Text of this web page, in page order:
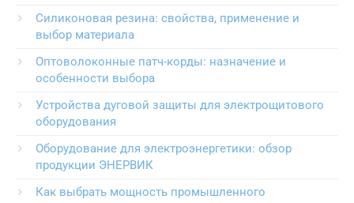
Силиконовая резина: свойства, применение и
выбор материала
Оптоволоконные патч-корды: назначение и
особенности выбора
Устройства дуговой защиты для электрощитового
оборудования
Оборудование для электроэнергетики: обзор
продукции ЭНЕРВИК
Как выбрать мощность промышленного